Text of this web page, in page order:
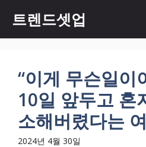
츠
트렌드셋업
“이게 무슨일이
10일 앞두고 혼
소해버렸다는
2024년 4월 30일